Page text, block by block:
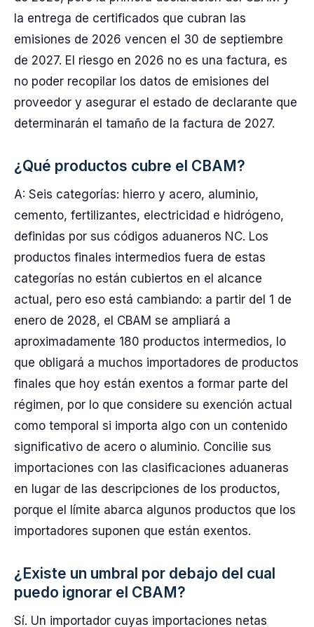
la entrega de certificados que cubran las
emisiones de 2026 vencen el 30 de septiembre
de 2027. El riesgo en 2026 no es una factura, es
no poder recopilar los datos de emisiones del
proveedor y asegurar el estado de declarante que
determinarán el tamaño de la factura de 2027.
¿Qué productos cubre el CBAM?
A: Seis categorías: hierro y acero, aluminio,
cemento, fertilizantes, electricidad e hidrógeno,
definidas por sus códigos aduaneros NC. Los
productos finales intermedios fuera de estas
categorías no están cubiertos en el alcance
actual, pero eso está cambiando: a partir del 1 de
enero de 2028, el CBAM se ampliará a
aproximadamente 180 productos intermedios, lo
que obligará a muchos importadores de productos
finales que hoy están exentos a formar parte del
régimen, por lo que considere su exención actual
como temporal si importa algo con un contenido
significativo de acero o aluminio. Concilie sus
importaciones con las clasificaciones aduaneras
en lugar de las descripciones de los productos,
porque el límite abarca algunos productos que los
importadores suponen que están exentos.
¿Existe un umbral por debajo del cual
puedo ignorar el CBAM?
Sí. Un importador cuyas importaciones netas